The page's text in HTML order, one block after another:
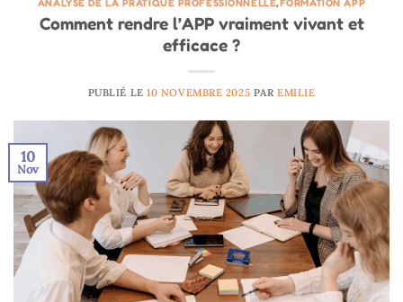
Comment rendre l’APP vraiment vivant et
efficace ?
PUBLIÉ LE10 NOVEMBRE 2025 PAR EMILIE
10
Nov